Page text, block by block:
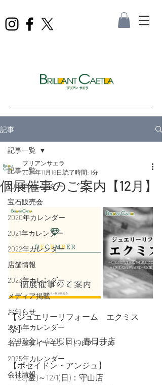
記事
記事一覧
2019年カレンダー
宝石販売会
2020年カレンダー
2021年カレンダー
2022年カレンダー
店舗情報
2023年カレンダー
メディア掲載
お知らせ
2024年カレンダー
名古屋ダイヤモンドドルフィンズ
2025年カレンダー
会社情報
記事一覧
個展催事のご案内【12月】
ブリアンサエラ
2024年11月16日 読了時間: 1分
【ジュエリーリフォーム　エクミス
祭】
12/13(金)～12/15(日)：春日井店
【ポセイドン・アンジュ】
11/29(金)～12/1(日)：守山店